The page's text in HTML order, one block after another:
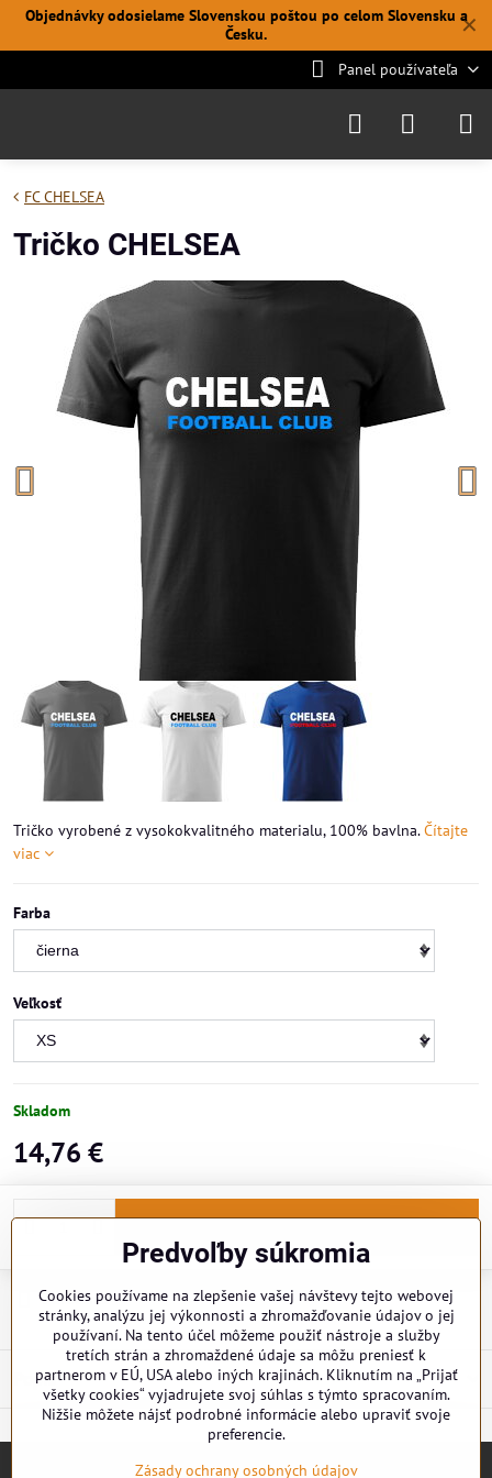
✕
Objednávky odosielame Slovenskou poštou po celom Slovensku a
Česku.
Panel používateľa
FC CHELSEA
Tričko CHELSEA
Tričko vyrobené z vysokokvalitného materialu, 100% bavlna.Čítajte
viac
Farba
Veľkosť
Skladom
14,76 €
Do košíka
Doručenia
Popis
Predvoľby súkromia
Cookies používame na zlepšenie vašej návštevy tejto webovej
stránky, analýzu jej výkonnosti a zhromažďovanie údajov o jej
používaní. Na tento účel môžeme použiť nástroje a služby
tretích strán a zhromaždené údaje sa môžu preniesť k
partnerom v EÚ, USA alebo iných krajinách. Kliknutím na „Prijať
všetky cookies“ vyjadrujete svoj súhlas s týmto spracovaním.
Nižšie môžete nájsť podrobné informácie alebo upraviť svoje
preferencie.
Zásady ochrany osobných údajov